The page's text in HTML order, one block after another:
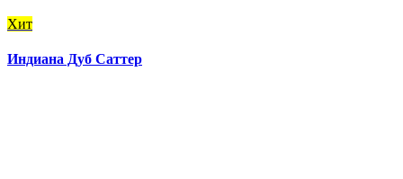
Хит
Индиана Дуб Саттер